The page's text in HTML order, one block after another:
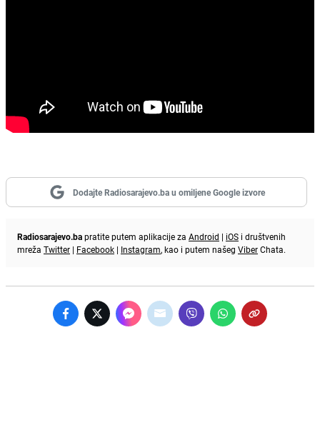
Dodajte Radiosarajevo.ba u omiljene Google izvore
Radiosarajevo.bapratite putem aplikacije za Android | iOS i društvenih
mreža Twitter | Facebook | Instagram, kao i putem našeg ViberChata.